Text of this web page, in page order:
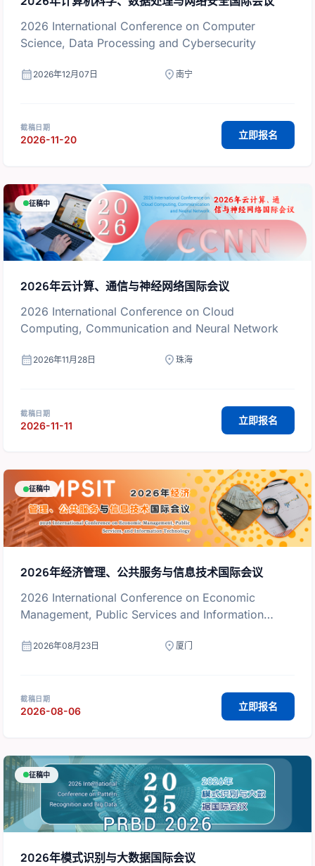
2026 International Conference on Computer
Science, Data Processing and Cybersecurity
calendar_month 2026年12月07日 location_on 南宁
截稿日期
2026-11-20 立即报名
征稿中
2026年云计算、通信与神经网络国际会议
2026 International Conference on Cloud
Computing, Communication and Neural Network
calendar_month 2026年11月28日 location_on 珠海
截稿日期
2026-11-11 立即报名
征稿中
2026年经济管理、公共服务与信息技术国际会议
2026 International Conference on Economic
Management, Public Services and Information
calendar_month 2026年08月23日 location_on 厦门
截稿日期
2026-08-06 立即报名
征稿中
2026年模式识别与大数据国际会议